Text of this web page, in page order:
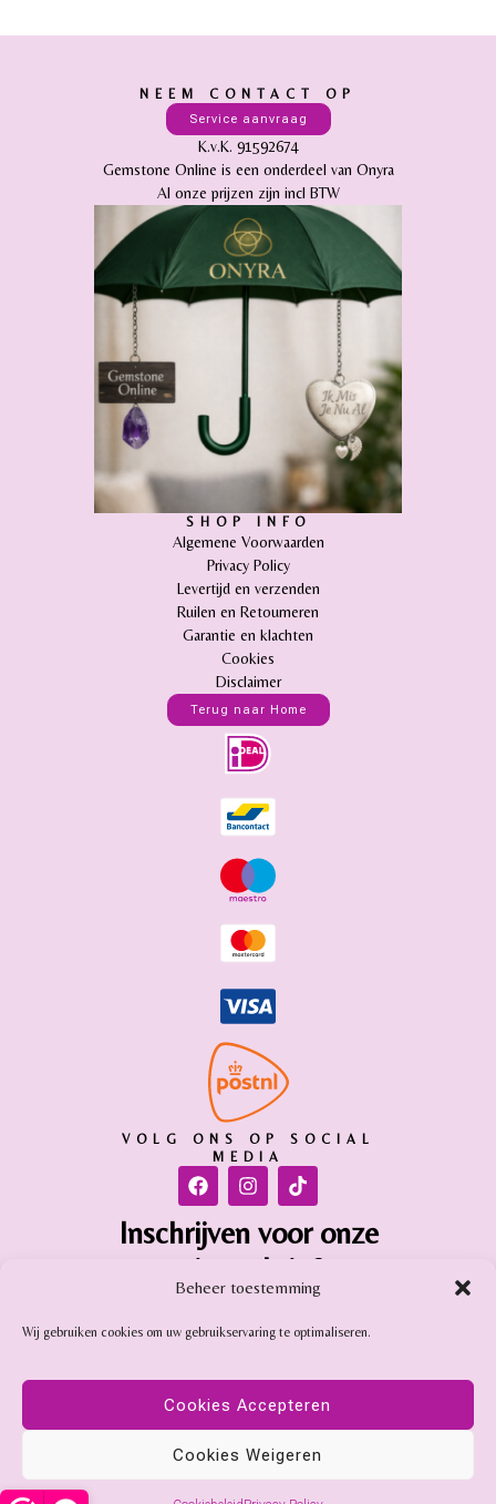
Beheer toestemming
Wij gebruiken cookies om uw gebruikservaring te optimaliseren.
Cookies Accepteren
Cookies Weigeren
NEEM CONTACT OP
Service aanvraag
K.v.K. 91592674
Gemstone Online is een onderdeel van Onyra
Al onze prijzen zijn incl BTW
SHOP INFO
Algemene Voorwaarden
Privacy Policy
Levertijd en verzenden
Ruilen en Retourneren
Garantie en klachten
Cookies
Disclaimer
Terug naar Home
VOLG ONS OP SOCIAL
MEDIA
Inschrijven voor onze
nieuwsbrief